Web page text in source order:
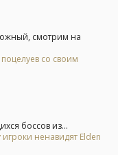
смотрим на
со своим
боссов из...
ненавидят Elden